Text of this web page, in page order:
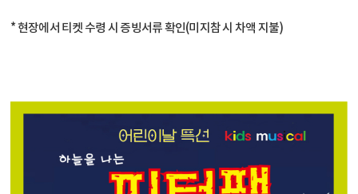
* 현장에서 티켓 수령 시 증빙서류 확인(미지참 시 차액 지불)